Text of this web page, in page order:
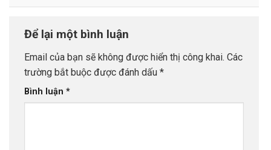
Để lại một bình luận
Email của bạn sẽ không được hiển thị công khai. Các
trường bắt buộc được đánh dấu *
Bình luận *